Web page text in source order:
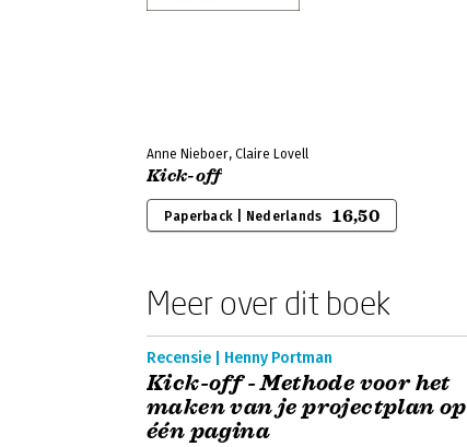
Anne Nieboer, Claire Lovell
Kick-off
Paperback | Nederlands 16,50
Meer over dit boek
Recensie | Henny Portman
Kick-off - Methode voor het
maken van je projectplan op
één pagina